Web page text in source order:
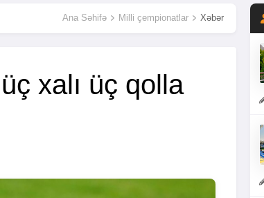
Ana Səhifə Milli çempionatlar Xəbər
xalı üç qolla